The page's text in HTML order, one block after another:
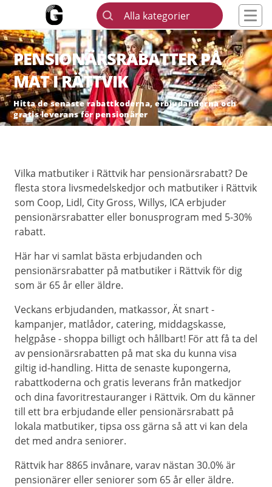
Alla kategorier
PENSIONÄRSRABATTER PÅ
MAT I RÄTTVIK
Hitta de senaste rabattkoderna, erbjudanderna och
gratis leverans för pensionärer
Vilka matbutiker i Rättvik har pensionärsrabatt? De
flesta stora livsmedelskedjor och matbutiker i Rättvik
som Coop, Lidl, City Gross, Willys, ICA erbjuder
pensionärsrabatter eller bonusprogram med 5-30%
rabatt.
Här har vi samlat bästa erbjudanden och
pensionärsrabatter på matbutiker i Rättvik för dig
som är 65 år eller äldre.
Veckans erbjudanden, matkassor, Ät snart -
kampanjer, matlådor, catering, middagskasse,
helgpåse - shoppa billigt och hållbart! För att få ta del
av pensionärsrabatten på mat ska du kunna visa
giltig id-handling. Hitta de senaste kupongerna,
rabattkoderna och gratis leverans från matkedjor
och dina favoritrestauranger i Rättvik. Om du känner
till ett bra erbjudande eller pensionärsrabatt på
lokala matbutiker, tipsa oss gärna så att vi kan dela
det med andra seniorer.
Rättvik har 8865 invånare, varav nästan 30.0% är
pensionärer eller seniorer som 65 år eller äldre.